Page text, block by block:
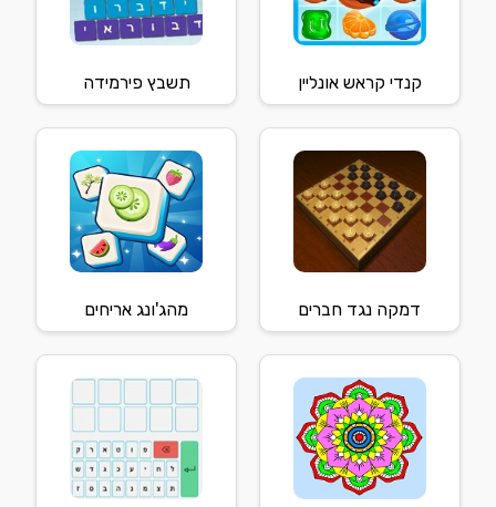
קנדי קראש אונליין תשבץ פירמידה
דמקה נגד חברים מהג'ונג אריחים